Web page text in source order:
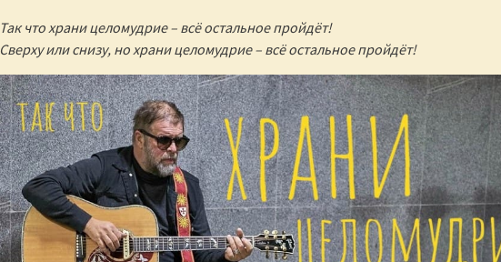
Так что храни целомудрие – всё остальное пройдёт!
Сверху или снизу, но храни целомудрие – всё остальное пройдёт!